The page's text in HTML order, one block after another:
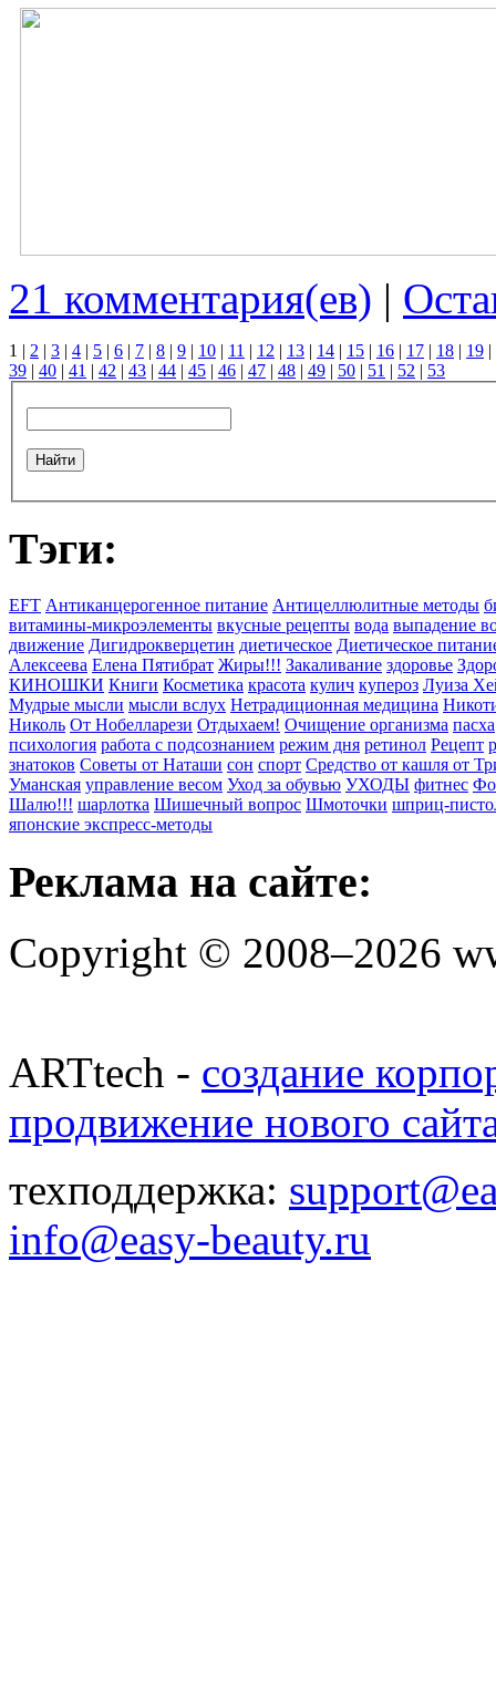
21 комментария(ев) |
1 | 2 | 3 | 4 | 5 | 6 | 7 | 8 | 9 | 10 | 11 | 12 | 13 | 14 | 15 | 16 | 17 | 18 | 19 |
39 | 40 | 41 | 42 | 43 | 44 | 45 | 46 | 47 | 48 | 49 | 50 | 51 | 52 | 53
Тэги:
EFT Антиканцерогенное питание Антицеллюлитные методы
витамины-микроэлементы вкусные рецепты вода выпадение
движение Дигидрокверцетин диетическое Диетическое
Алексеева Елена Пятибрат Жиры!!! Закаливание здоровье
КИНОШКИ Книги Косметика красота кулич купероз Луиза
Мудрые мысли мысли вслух Нетрадиционная медицина
Николь От Нобелларези Отдыхаем! Очищение организма пасха
психология работа с подсознанием режим дня ретинол Рецепт
знатоков Советы от Наташи сон спорт Средство от кашля от
Уманская управление весом Уход за обувью УХОДЫ фитнес
Шалю!!! шарлотка Шишечный вопрос Шмоточки шприц-
японские экспресс-методы
Реклама на сайте:
Copyright © 2008–2026
ARTtech - создание
продвижение нового
техподдержка:
info@easy-beauty.ru